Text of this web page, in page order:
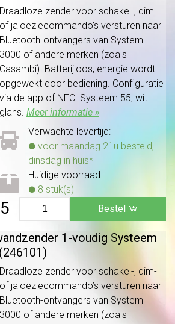
Draadloze zender voor schakel-, dim-
of jaloeziecommando’s versturen naar
Bluetooth-ontvangers van System
3000 of andere merken (zoals
Casambi). Batterijloos, energie wordt
opgewekt door bediening. Configuratie
via de app of NFC. Systeem 55, wit
glans. Meer informatie »
Verwachte levertijd:
voor maandag 21u besteld,
dinsdag in huis*
Huidige voorraad:
8 stuk(s)
+
- Bestel
1-voudig Systeem
Draadloze zender voor schakel-, dim-
of jaloeziecommando’s versturen naar
Bluetooth-ontvangers van System
3000 of andere merken (zoals